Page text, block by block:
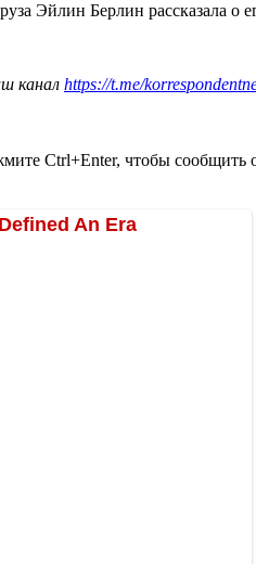
Эйлин Берлин рассказала о
канал https://t.me/
Ctrl+Enter, чтобы сообщить